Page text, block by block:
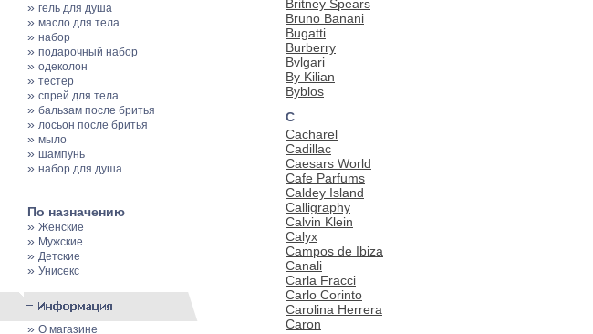
» гель для душа
» масло для тела
» набор
» подарочный набор
» одеколон
» тестер
» спрей для тела
» бальзам после бритья
» лосьон после бритья
» мыло
» шампунь
» набор для душа
По назначению
» Женские
» Мужские
» Детские
» Унисекс
» О магазине
Britney Spears
Bruno Banani
Bugatti
Burberry
Bvlgari
By Kilian
Byblos
C
Cacharel
Cadillac
Caesars World
Cafe Parfums
Caldey Island
Calligraphy
Calvin Klein
Calyx
Campos de Ibiza
Canali
Carla Fracci
Carlo Corinto
Carolina Herrera
Caron